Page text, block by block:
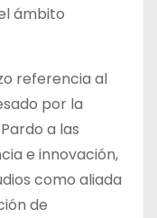
ámbito
referencia al
por la
a las
e innovación,
como aliada
de